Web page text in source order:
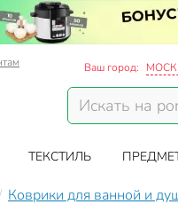
Ваш город:
ТЕКСТИЛЬ
Коврики для ванной и